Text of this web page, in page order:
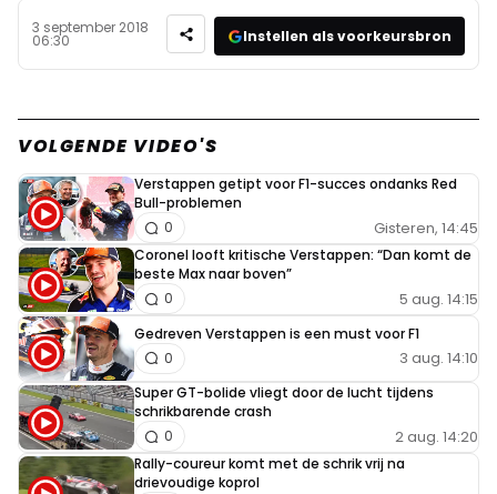
3 september 2018
06:30 Instellen als voorkeursbron
VOLGENDE VIDEO'S
Verstappen getipt voor F1-succes ondanks Red
Bull-problemen
Gisteren, 14:45
0
Coronel looft kritische Verstappen: “Dan komt de
beste Max naar boven”
5 aug. 14:15
0
Gedreven Verstappen is een must voor F1
3 aug. 14:10
0
Super GT-bolide vliegt door de lucht tijdens
schrikbarende crash
2 aug. 14:20
0
Rally-coureur komt met de schrik vrij na
drievoudige koprol